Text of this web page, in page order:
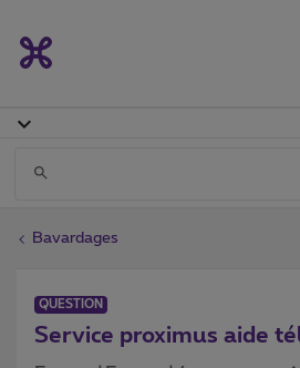
Bavardages
QUESTION
Service proximus aide